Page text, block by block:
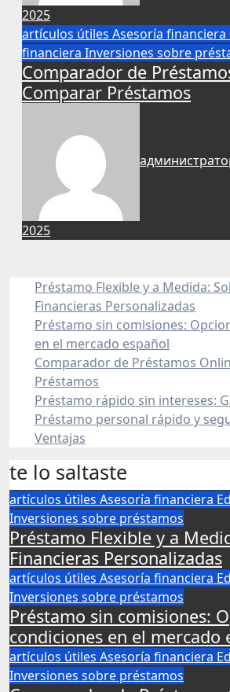
2025
artículos útiles Asesoría financiera
financiera Inversiones sobre
Comparador de
Comparar Préstamos
2025
Préstamo Flexible y a Medida:
Financieras Personalizadas
Préstamo sin comisiones:
en el mercado español
Comparador de Préstamos
Préstamos
Préstamo rápido sin intereses:
Préstamo personal rápido y
Ventajas
te lo saltaste
artículos útiles Asesoría financiera
Inversiones sobre préstamos
Préstamo Flexible y a
Financieras Personalizadas
artículos útiles Asesoría financiera
Inversiones sobre préstamos
Préstamo sin comisiones:
condiciones en el mercado
artículos útiles Asesoría financiera
Inversiones sobre préstamos